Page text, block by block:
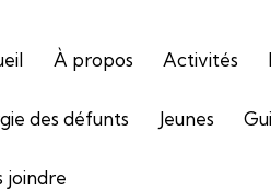
À propos Activités
des défunts Jeunes
joindre